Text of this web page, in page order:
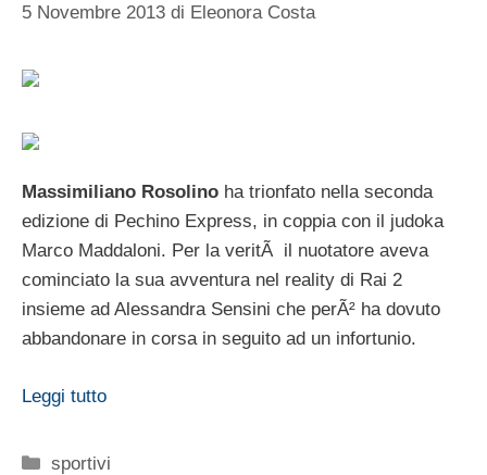
5 Novembre 2013 di Eleonora Costa
Massimiliano Rosolino ha trionfato nella seconda
edizione di Pechino Express, in coppia con il judoka
Marco Maddaloni. Per la veritÃ il nuotatore aveva
cominciato la sua avventura nel reality di Rai 2
insieme ad Alessandra Sensini che perÃ² ha dovuto
abbandonare in corsa in seguito ad un infortunio.
Leggi tutto
Categorie
sportivi